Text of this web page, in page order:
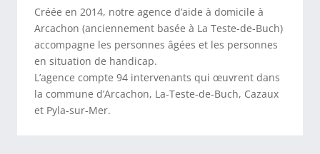
Créée en 2014, notre agence d’aide à domicile à
Arcachon (anciennement basée à La Teste-de-Buch)
accompagne les personnes âgées et les personnes
en situation de handicap.
L’agence compte 94 intervenants qui œuvrent dans
la commune d’Arcachon, La-Teste-de-Buch, Cazaux
et Pyla-sur-Mer.